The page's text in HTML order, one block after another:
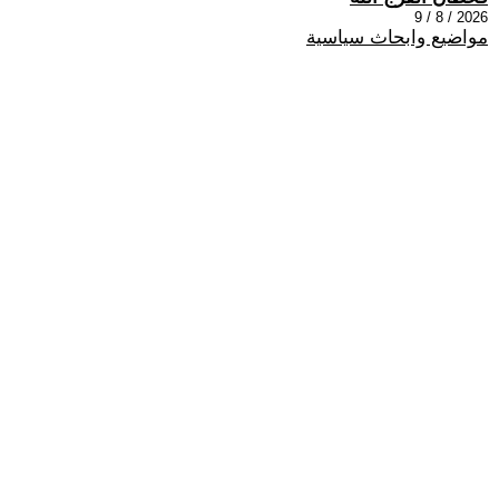
2026 / 8 / 9
مواضيع وابحاث سياسية